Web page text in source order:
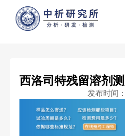
西洛司特残留溶剂
发布时间